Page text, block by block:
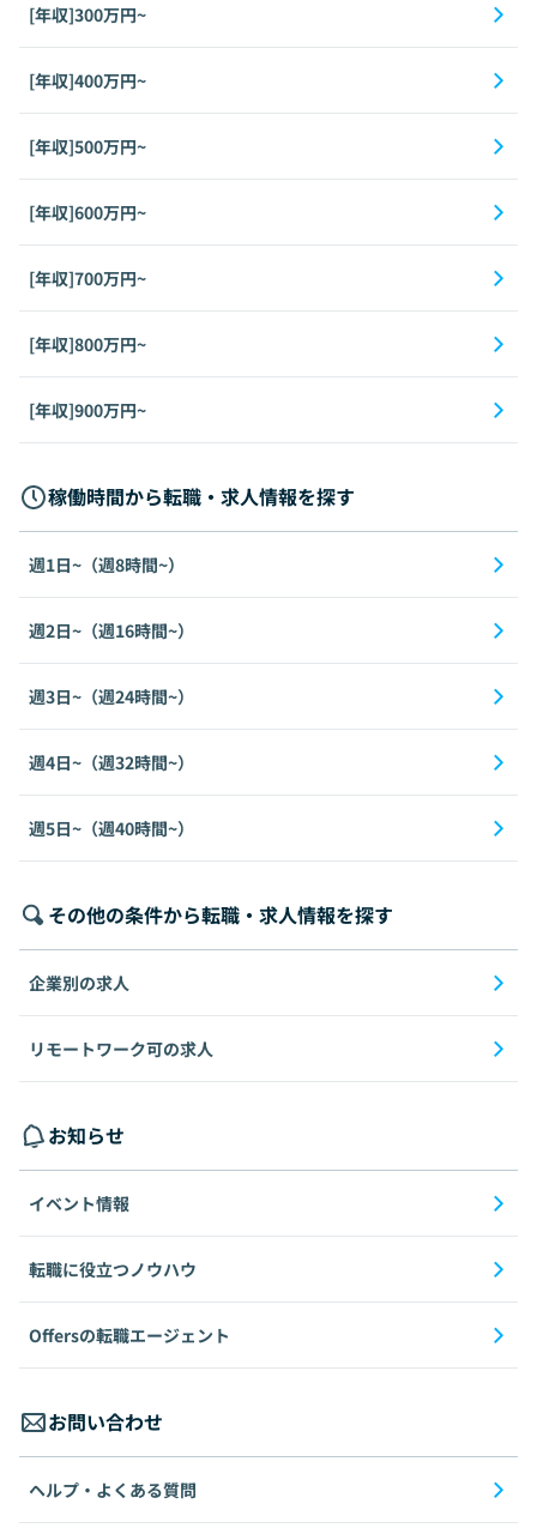
[年収]300万円~
[年収]400万円~
[年収]500万円~
[年収]600万円~
[年収]700万円~
[年収]800万円~
[年収]900万円~
稼働時間から転職・求人情報を探す
週1日~（週8時間~）
週2日~（週16時間~）
週3日~（週24時間~）
週4日~（週32時間~）
週5日~（週40時間~）
その他の条件から転職・求人情報を探す
企業別の求人
リモートワーク可の求人
お知らせ
イベント情報
転職に役立つノウハウ
Offersの転職エージェント
お問い合わせ
ヘルプ・よくある質問